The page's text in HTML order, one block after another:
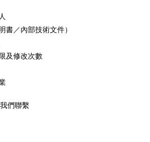
書／內部技術文件）
及修改次數
們聯繫